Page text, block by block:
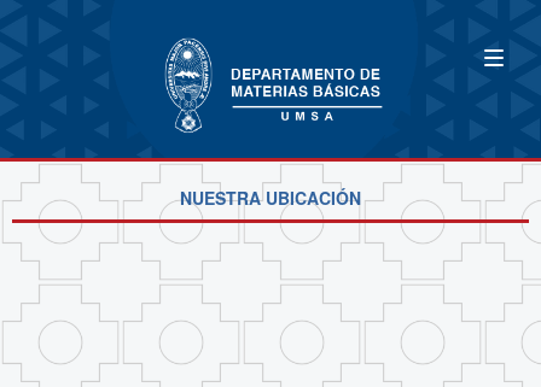
NUESTRA UBICACIÓN